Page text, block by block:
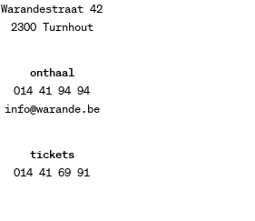
Warandestraat 42
2300 Turnhout
onthaal
014 41 94 94
info@warande.be
tickets
014 41 69 91